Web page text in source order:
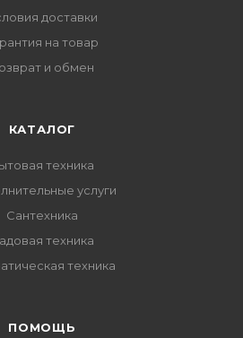
доставки
на товар
и обмен
КАТАЛОГ
техника
услуги
Сантехника
техника
техника
ПОМОЩЬ